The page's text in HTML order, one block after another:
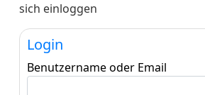
sich einloggen
Login
Benutzername oder Email